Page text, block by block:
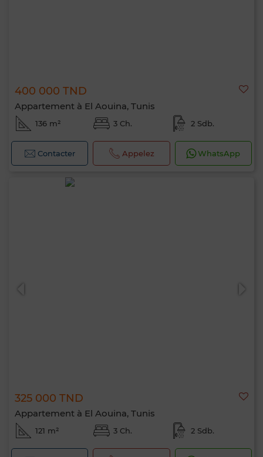
400 000 TND
Appartement à El Aouina, Tunis
136 m² 3 Ch. 2 Sdb.
Contacter Appelez WhatsApp
325 000 TND
Appartement à El Aouina, Tunis
121 m² 3 Ch. 2 Sdb.